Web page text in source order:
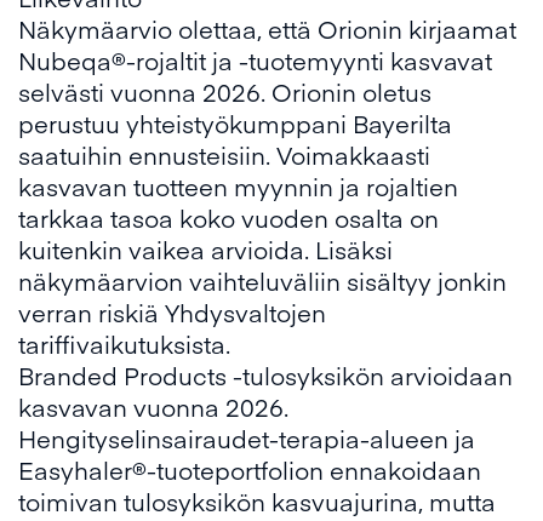
Näkymäarvio olettaa, että Orionin kirjaamat
Nubeqa®-rojaltit ja -tuotemyynti kasvavat
selvästi vuonna 2026. Orionin oletus
perustuu yhteistyökumppani Bayerilta
saatuihin ennusteisiin. Voimakkaasti
kasvavan tuotteen myynnin ja rojaltien
tarkkaa tasoa koko vuoden osalta on
kuitenkin vaikea arvioida. Lisäksi
näkymäarvion vaihteluväliin sisältyy jonkin
verran riskiä Yhdysvaltojen
tariffivaikutuksista.
Branded Products -tulosyksikön arvioidaan
kasvavan vuonna 2026.
Hengityselinsairaudet-terapia-alueen ja
Easyhaler®-tuoteportfolion ennakoidaan
toimivan tulosyksikön kasvuajurina, mutta